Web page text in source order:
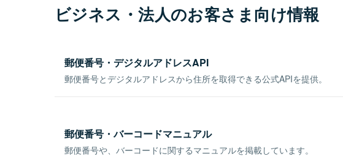
ビジネス・法人のお客さま向け情報
郵便番号・デジタルアドレスAPI
郵便番号とデジタルアドレスから住所を取得できる公式APIを提供。
郵便番号・バーコードマニュアル
郵便番号や、バーコードに関するマニュアルを掲載しています。